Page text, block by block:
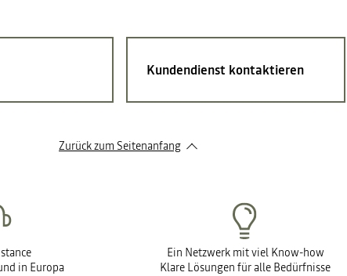
Kundendienst kontaktieren
Zurück zum Seitenanfang
in Europa
Ein Netzwerk mit viel Know-how
Klare Lösungen für alle Bedürfnisse